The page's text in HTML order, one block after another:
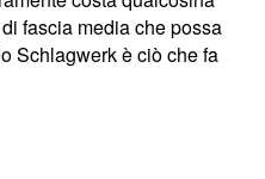
fascia media che possa
Schlagwerk è ciò che fa